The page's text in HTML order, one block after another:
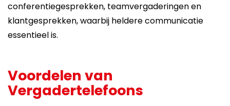
conferentiegesprekken, teamvergaderingen en
klantgesprekken, waarbij heldere communicatie
essentieel is.
Voordelen van
Vergadertelefoons